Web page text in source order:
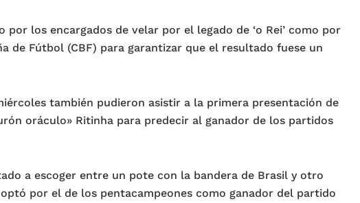
los encargados de velar por el legado de ‘o Rei’ como por
de Fútbol (CBF) para garantizar que el resultado fuese un
también pudieron asistir a la primera presentación de
oráculo» Ritinha para predecir al ganador de los partidos
a escoger entre un pote con la bandera de Brasil y otro
por el de los pentacampeones como ganador del partido